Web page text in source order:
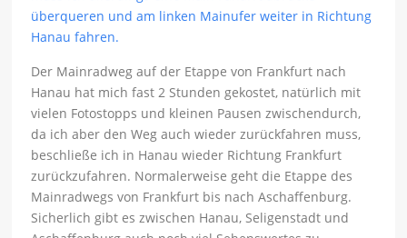
Der Mainradweg auf der Etappe von Frankfurt nach
Hanau hat mich fast 2 Stunden gekostet, natürlich mit
vielen Fotostopps und kleinen Pausen zwischendurch,
da ich aber den Weg auch wieder zurückfahren muss,
beschließe ich in Hanau wieder Richtung Frankfurt
zurückzufahren. Normalerweise geht die Etappe des
Mainradwegs von Frankfurt bis nach Aschaffenburg.
Sicherlich gibt es zwischen Hanau, Seligenstadt und